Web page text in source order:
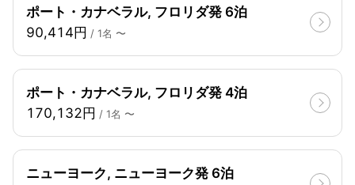
ポート・カナベラル, フロリダ発 6泊
90,414円 / 1名 〜
ポート・カナベラル, フロリダ発 4泊
170,132円 / 1名 〜
ニューヨーク, ニューヨーク発 6泊